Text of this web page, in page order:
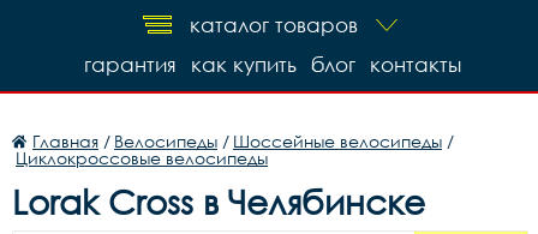
каталог товаров
контакты
блог
как купить
гарантия
Главная / Велосипеды / Шоссейные велосипеды /
Циклокроссовые велосипеды
Lorak Cross в Челябинске